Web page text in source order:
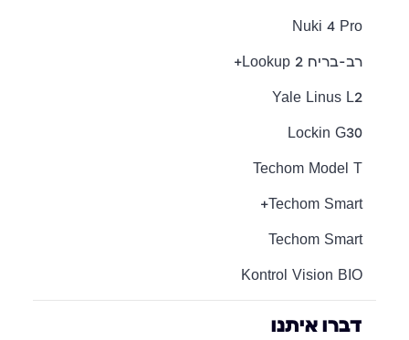
Nuki 4 Pro
רב-בריח Lookup 2+
Yale Linus L2
Lockin G30
Techom Model T
Techom Smart+
Techom Smart
Kontrol Vision BIO
דברו איתנו